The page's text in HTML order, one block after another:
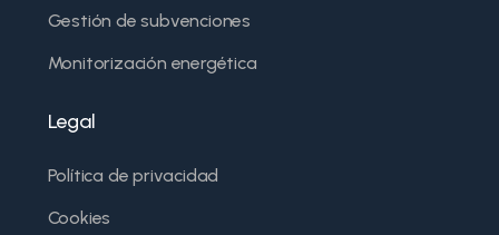
Gestión de subvenciones
Monitorización energética
Legal
Política de privacidad
Cookies